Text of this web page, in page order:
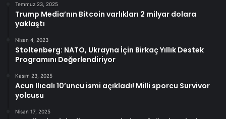
Temmuz 23, 2025
Trump Media’nın Bitcoin varlıkları 2 milyar dolara
yaklaştı
Nisan 4, 2023
Stoltenberg: NATO, Ukrayna İçin Birkaç Yıllık Destek
Programını Değerlendiriyor
Kasım 23, 2025
Acun Ilıcalı 10’uncu ismi açıkladı! Milli sporcu Survivor
yolcusu
Nisan 17, 2025